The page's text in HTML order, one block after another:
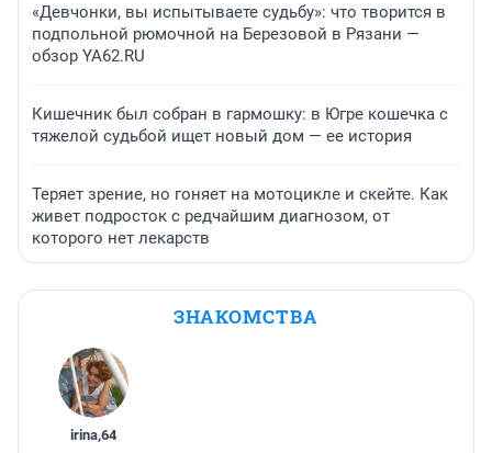
«Девчонки, вы испытываете судьбу»: что творится в
подпольной рюмочной на Березовой в Рязани —
обзор YA62.RU
Кишечник был собран в гармошку: в Югре кошечка с
тяжелой судьбой ищет новый дом — ее история
Теряет зрение, но гоняет на мотоцикле и скейте. Как
живет подросток с редчайшим диагнозом, от
которого нет лекарств
ЗНАКОМСТВА
irina,64